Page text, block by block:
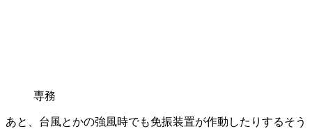
専務
あと、台風とかの強風時でも免振装置が作動したりするそう